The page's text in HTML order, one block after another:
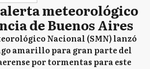
meteorológico
de Buenos Aires
Nacional (SMN) lanzó
amarillo para gran parte del
por tormentas para este